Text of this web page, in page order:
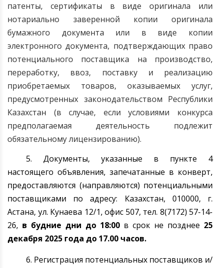
патенты, сертификаты в виде оригинала или
нотариально заверенной копии оригинала
бумажного документа или в виде копии
электронного документа, подтверждающих право
потенциального поставщика на производство,
переработку, ввоз, поставку и реализацию
приобретаемых товаров, оказываемых услуг,
предусмотренных законодательством Республики
Казахстан (в случае, если условиями конкурса
предполагаемая деятельность подлежит
обязательному лицензированию).
5. Документы, указанные в пункте 4
настоящего объявления, запечатанные в конверт,
предоставляются (направляются) потенциальными
поставщиками по адресу: Казахстан, 010000, г.
Астана, ул. Кунаева 12/1, офис 507, тел. 8(7172) 57-14-
26, в будние дни до 18:00 в срок не позднее 25
декабря 2025 года до 17.00 часов.
6. Регистрация потенциальных поставщиков и/